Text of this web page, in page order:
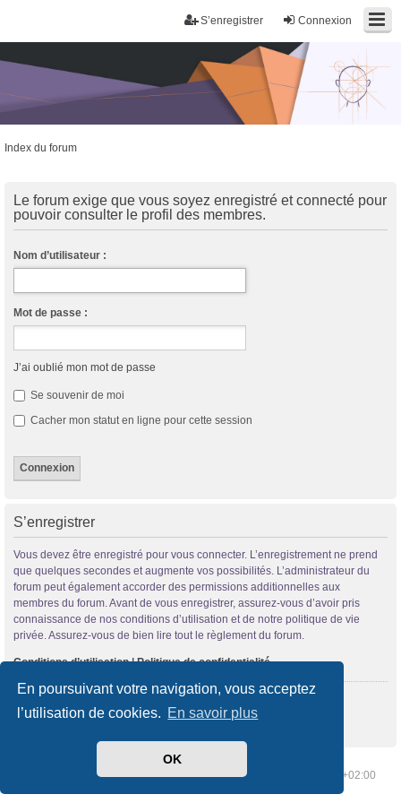
En poursuivant votre navigation, vous acceptez
l’utilisation de cookies. En savoir plus
OK
Connexion
S’enregistrer
Index du forum
Le forum exige que vous soyez enregistré et connecté pour
pouvoir consulter le profil des membres.
Nom d’utilisateur :
Mot de passe :
J’ai oublié mon mot de passe
Se souvenir de moi
Cacher mon statut en ligne pour cette session
S’enregistrer
Vous devez être enregistré pour vous connecter. L’enregistrement ne prend
que quelques secondes et augmente vos possibilités. L’administrateur du
forum peut également accorder des permissions additionnelles aux
membres du forum. Avant de vous enregistrer, assurez-vous d’avoir pris
connaissance de nos conditions d’utilisation et de notre politique de vie
privée. Assurez-vous de bien lire tout le règlement du forum.
Conditions d’utilisation|Politique de confidentialité
S’enregistrer
Supprimer les cookies Heures au format UTC+02:00